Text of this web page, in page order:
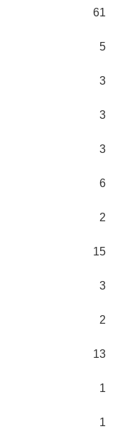
61
5
3
3
3
6
2
15
3
2
13
1
1